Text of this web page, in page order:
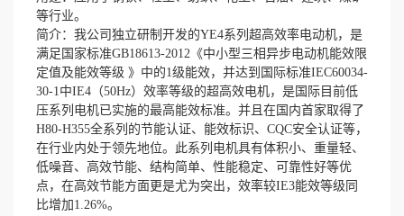
等行业。
简介：我公司独立研制开发的YE4系列超高效率电动机，是
满足国家标准GB18613-2012《中小型三相异步电动机能效限
定值及能效等级 》中的1级能效，并达到国际标准IEC60034-
30-1中IE4（50Hz）效率等级的超高效电机，是国际目前低
压系列电机已实施的最高能效标准。并且在国内首家取得了
H80-H355全系列的节能认证、能效标识、CQC安全认证等，
在行业内处于领先地位。此系列电机具有体积小、重量轻、
低噪音、高效节能、结构简单、性能稳定、可靠性好等优
点，在高效节能方面更是尤为突出，效率较IE3能效等级同
比增加1.26%。